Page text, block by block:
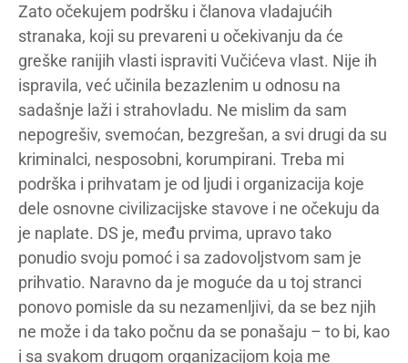
Zato očekujem podršku i članova vladajućih
stranaka, koji su prevareni u očekivanju da će
greške ranijih vlasti ispraviti Vučićeva vlast. Nije ih
ispravila, već učinila bezazlenim u odnosu na
sadašnje laži i strahovladu. Ne mislim da sam
nepogrešiv, svemoćan, bezgrešan, a svi drugi da su
kriminalci, nesposobni, korumpirani. Treba mi
podrška i prihvatam je od ljudi i organizacija koje
dele osnovne civilizacijske stavove i ne očekuju da
je naplate. DS je, među prvima, upravo tako
ponudio svoju pomoć i sa zadovoljstvom sam je
prihvatio. Naravno da je moguće da u toj stranci
ponovo pomisle da su nezamenljivi, da se bez njih
ne može i da tako počnu da se ponašaju – to bi, kao
i sa svakom drugom organizacijom koja me